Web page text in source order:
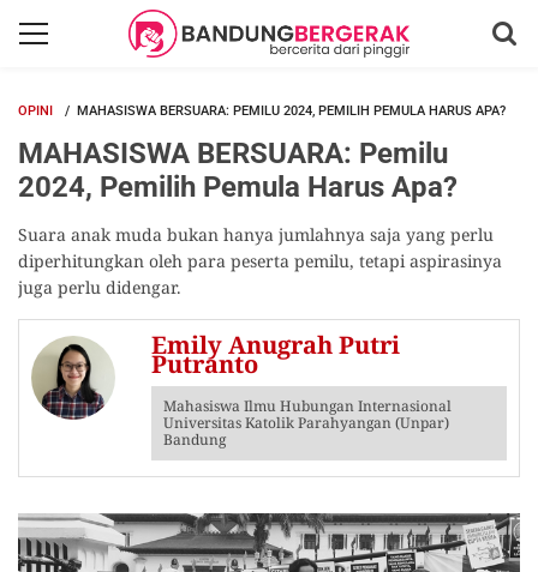
OPINI MAHASISWA BERSUARA: PEMILU 2024, PEMILIH PEMULA HARUS APA?
MAHASISWA BERSUARA: Pemilu
2024, Pemilih Pemula Harus Apa?
Suara anak muda bukan hanya jumlahnya saja yang perlu
diperhitungkan oleh para peserta pemilu, tetapi aspirasinya
juga perlu didengar.
Emily Anugrah Putri
Putranto
Mahasiswa Ilmu Hubungan Internasional
Universitas Katolik Parahyangan (Unpar)
Bandung